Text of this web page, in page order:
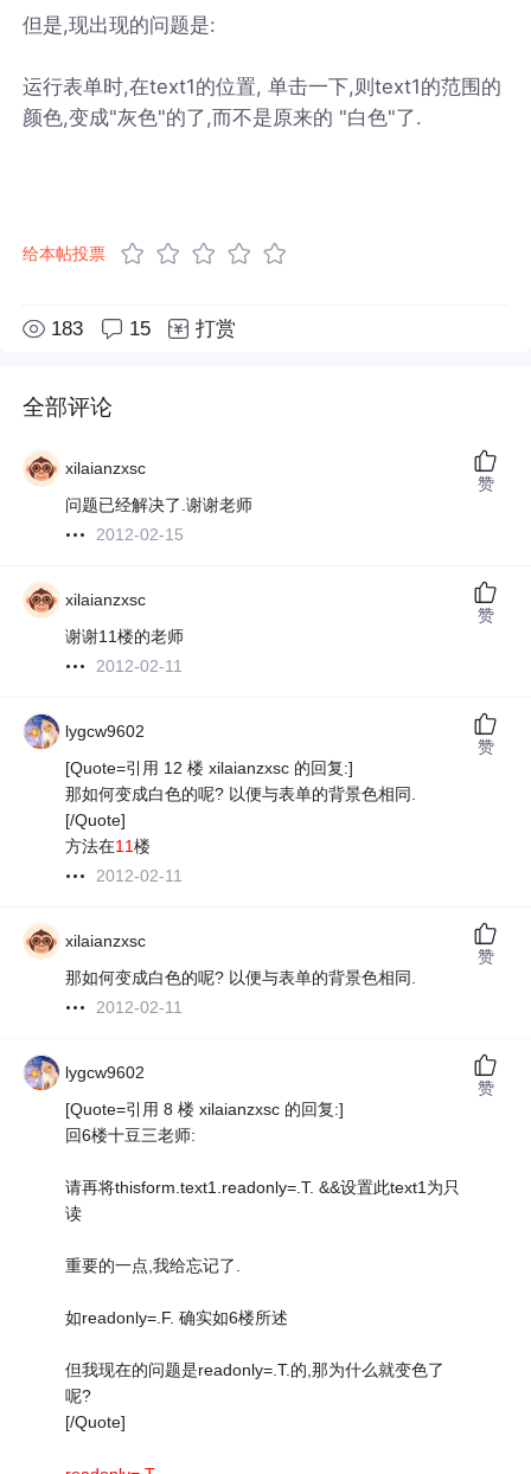
但是,现出现的问题是:
运行表单时,在text1的位置, 单击一下,则text1的范围的
颜色,变成"灰色"的了,而不是原来的 "白色"了.
给本帖投票
183 15 打赏
全部评论
xilaianzxsc
问题已经解决了.谢谢老师
2012-02-15
赞
xilaianzxsc
谢谢11楼的老师
2012-02-11
赞
lygcw9602
[Quote=引用 12 楼 xilaianzxsc 的回复:]
那如何变成白色的呢? 以便与表单的背景色相同.
[/Quote]
方法在11楼
2012-02-11
赞
xilaianzxsc
那如何变成白色的呢? 以便与表单的背景色相同.
2012-02-11
赞
lygcw9602
[Quote=引用 8 楼 xilaianzxsc 的回复:]
回6楼十豆三老师:
请再将thisform.text1.readonly=.T. &&设置此text1为只
读
重要的一点,我给忘记了.
如readonly=.F. 确实如6楼所述
但我现在的问题是readonly=.T.的,那为什么就变色了
呢?
[/Quote]
赞